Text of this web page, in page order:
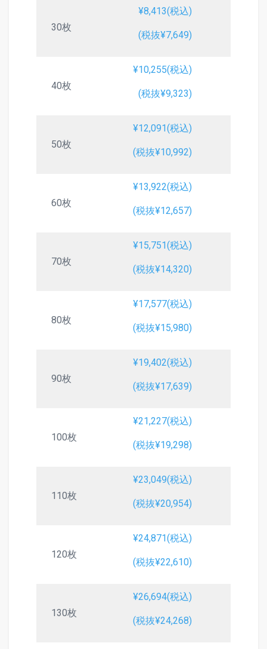
30枚
¥8,413(税込)
(税抜¥7,649)
40枚
¥10,255(税込)
(税抜¥9,323)
50枚
¥12,091(税込)
(税抜¥10,992)
60枚
¥13,922(税込)
(税抜¥12,657)
70枚
¥15,751(税込)
(税抜¥14,320)
80枚
¥17,577(税込)
(税抜¥15,980)
90枚
¥19,402(税込)
(税抜¥17,639)
100枚
¥21,227(税込)
(税抜¥19,298)
110枚
¥23,049(税込)
(税抜¥20,954)
120枚
¥24,871(税込)
(税抜¥22,610)
130枚
¥26,694(税込)
(税抜¥24,268)